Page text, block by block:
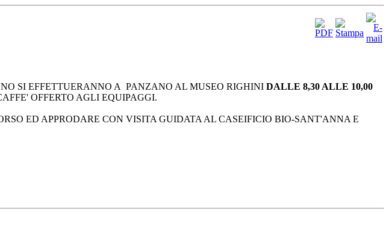
SI EFFETTUERANNO A PANZANO AL MUSEO RIGHINI DALLE 8,30 ALLE 10,00
OFFERTO AGLI EQUIPAGGI.
ED APPRODARE CON VISITA GUIDATA AL CASEIFICIO BIO-SANT'ANNA E